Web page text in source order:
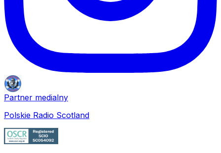
Partner medialny
Polskie Radio Scotland